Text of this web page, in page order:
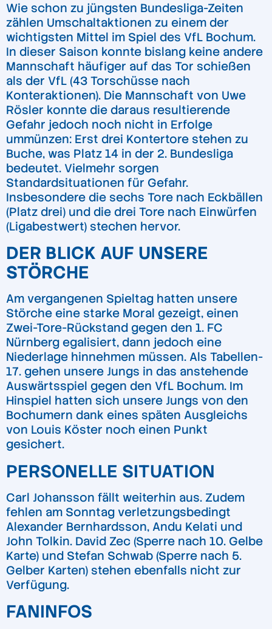
Wie schon zu jüngsten Bundesliga-Zeiten
zählen Umschaltaktionen zu einem der
wichtigsten Mittel im Spiel des VfL Bochum.
In dieser Saison konnte bislang keine andere
Mannschaft häufiger auf das Tor schießen
als der VfL (43 Torschüsse nach
Konteraktionen). Die Mannschaft von Uwe
Rösler konnte die daraus resultierende
Gefahr jedoch noch nicht in Erfolge
ummünzen: Erst drei Kontertore stehen zu
Buche, was Platz 14 in der 2. Bundesliga
bedeutet. Vielmehr sorgen
Standardsituationen für Gefahr.
Insbesondere die sechs Tore nach Eckbällen
(Platz drei) und die drei Tore nach Einwürfen
(Ligabestwert) stechen hervor.
DER BLICK AUF UNSERE
STÖRCHE
Am vergangenen Spieltag hatten unsere
Störche eine starke Moral gezeigt, einen
Zwei-Tore-Rückstand gegen den 1. FC
Nürnberg egalisiert, dann jedoch eine
Niederlage hinnehmen müssen. Als Tabellen-
17. gehen unsere Jungs in das anstehende
Auswärtsspiel gegen den VfL Bochum. Im
Hinspiel hatten sich unsere Jungs von den
Bochumern dank eines späten Ausgleichs
von Louis Köster noch einen Punkt
gesichert.
PERSONELLE SITUATION
Carl Johansson fällt weiterhin aus. Zudem
fehlen am Sonntag verletzungsbedingt
Alexander Bernhardsson, Andu Kelati und
John Tolkin. David Zec (Sperre nach 10. Gelbe
Karte) und Stefan Schwab (Sperre nach 5.
Gelber Karten) stehen ebenfalls nicht zur
Verfügung.
FANINFOS